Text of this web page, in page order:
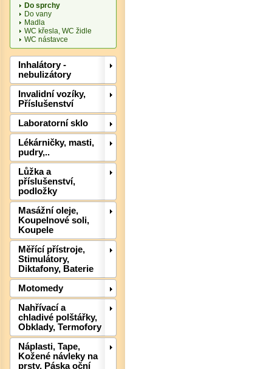
Do sprchy
Do vany
Madla
WC křesla, WC židle
WC nástavce
Inhalátory -
nebulizátory
Invalidní vozíky,
Příslušenství
Laboratorní sklo
Lékárničky, masti,
pudry,..
Lůžka a
příslušenství,
podložky
Masážní oleje,
Koupelnové soli,
Koupele
Měřící přístroje,
Stimulátory,
Diktafony, Baterie
Motomedy
Nahřívací a
chladivé polštářky,
Obklady, Termofory
Náplasti, Tape,
Kožené návleky na
prsty, Páska oční